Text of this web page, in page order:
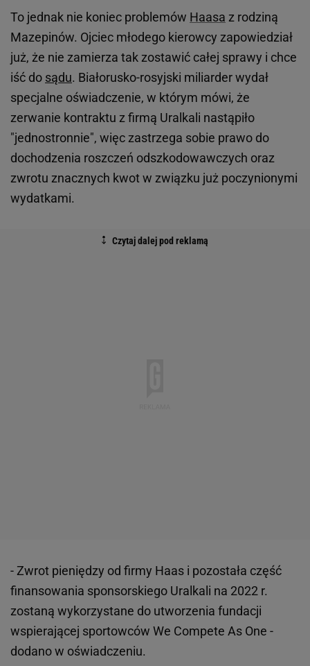
To jednak nie koniec problemów Haasa z rodziną
Mazepinów. Ojciec młodego kierowcy zapowiedział
już, że nie zamierza tak zostawić całej sprawy i chce
iść do sądu. Białorusko-rosyjski miliarder wydał
specjalne oświadczenie, w którym mówi, że
zerwanie kontraktu z firmą Uralkali nastąpiło
"jednostronnie", więc zastrzega sobie prawo do
dochodzenia roszczeń odszkodowawczych oraz
zwrotu znacznych kwot w związku już poczynionymi
wydatkami.
- Zwrot pieniędzy od firmy Haas i pozostała część
finansowania sponsorskiego Uralkali na 2022 r.
zostaną wykorzystane do utworzenia fundacji
wspierającej sportowców We Compete As One -
dodano w oświadczeniu.